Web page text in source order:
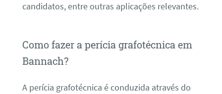
candidatos, entre outras aplicações relevantes.
Como fazer a perícia grafotécnica em
Bannach?
A perícia grafotécnica é conduzida através do